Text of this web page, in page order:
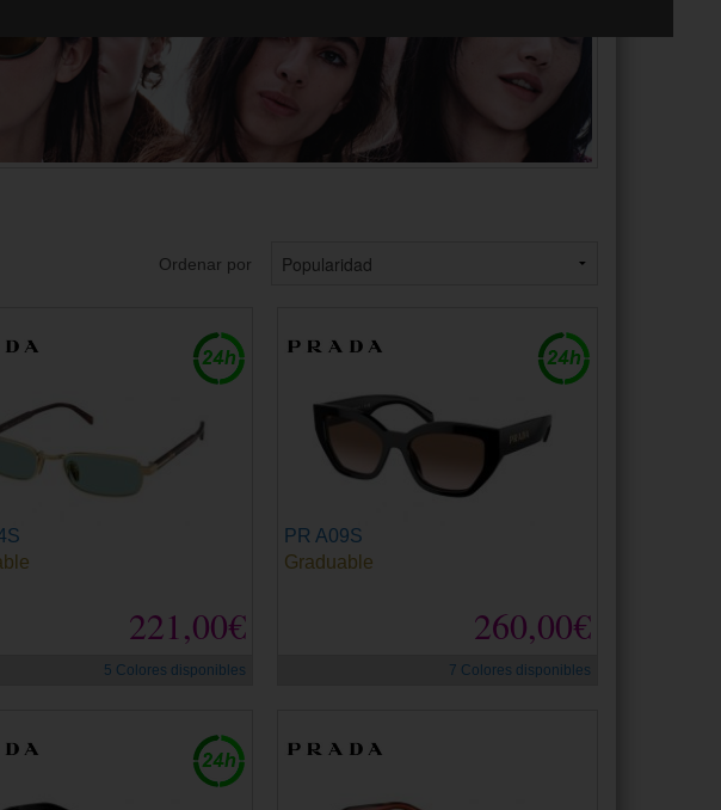
Ordenar por
221,00€
5 Colores disponibles
PR A09S
260,00€
Graduable
7 Colores disponibles